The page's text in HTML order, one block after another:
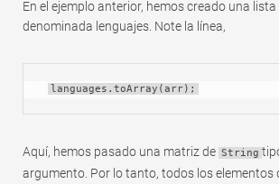
En el ejemplo anterior, hemos creado una
denominada lenguajes. Note la línea,
languages.toArray(arr);
Aquí, hemos pasado una matriz de String
argumento. Por lo tanto, todos los elementos